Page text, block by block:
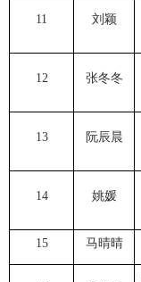
11 刘颖
12 张冬冬
13 阮辰晨
14 姚媛
15 马晴晴